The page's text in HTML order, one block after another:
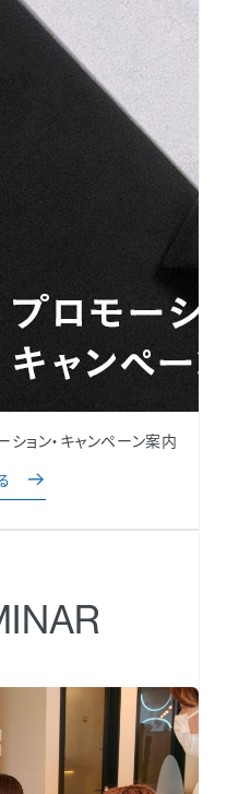
ション・キャンペーン案内